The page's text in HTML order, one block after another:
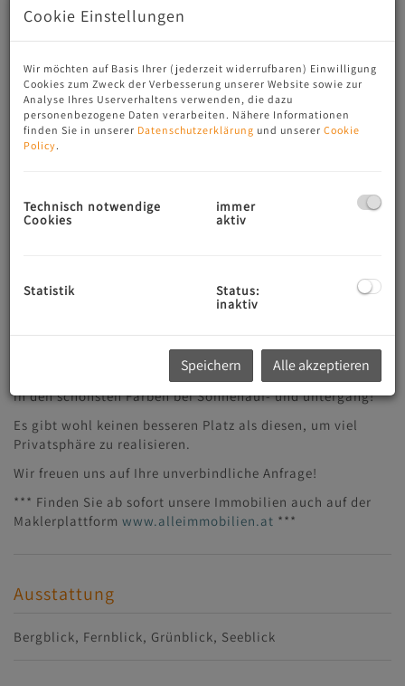
Beschreibung
Berg- und Seeblick.
Der Mondsee liegt einem zu Füßen und die Bergkulisse des
Schafbergs, der Drachenwand und des Schobers leuchten
in den schönsten Farben bei Sonnenauf- und untergang!
Es gibt wohl keinen besseren Platz als diesen, um viel
Privatsphäre zu realisieren.
Wir freuen uns auf Ihre unverbindliche Anfrage!
*** Finden Sie ab sofort unsere Immobilien auch auf der
Maklerplattform www.alleimmobilien.at ***
Ausstattung
Bergblick Fernblick Grünblick Seeblick
Cookie Einstellungen
Wir möchten auf Basis Ihrer (jederzeit widerrufbaren) Einwilligung
Cookies zum Zweck der Verbesserung unserer Website sowie zur
Analyse Ihres Userverhaltens verwenden, die dazu
personenbezogene Daten verarbeiten. Nähere Informationen
finden Sie in unserer Datenschutzerklärung und unserer Cookie
Policy.
Technisch notwendige
Cookies
immer
aktiv
Statistik
Status:
inaktiv
Speichern Alle akzeptieren